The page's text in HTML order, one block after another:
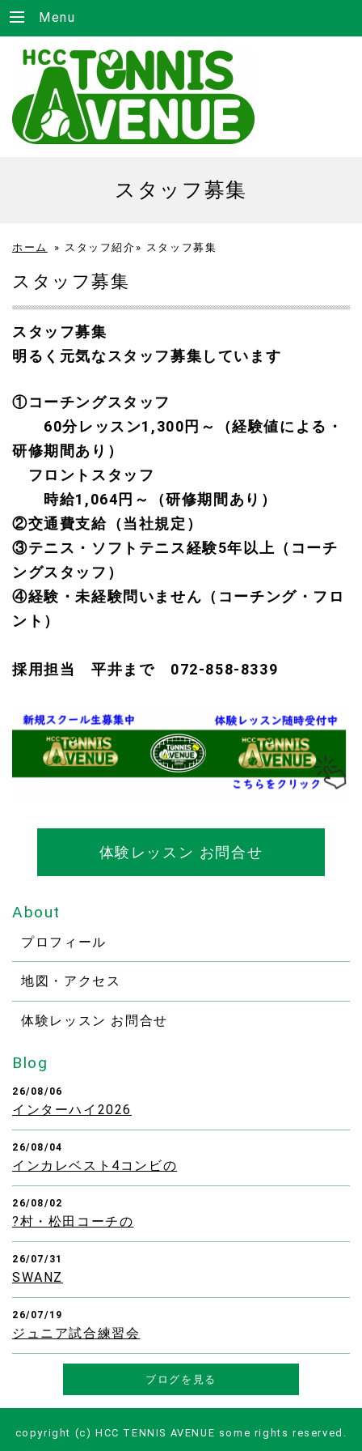
Menu
スタッフ募集
ホーム » スタッフ紹介» スタッフ募集
スタッフ募集
スタッフ募集
明るく元気なスタッフ募集しています
①コーチングスタッフ
60分レッスン1,300円～（経験値による・
研修期間あり）
フロントスタッフ
時給1,064円～（研修期間あり）
②交通費支給（当社規定）
③テニス・ソフトテニス経験5年以上（コーチ
ングスタッフ）
④経験・未経験問いません（コーチング・フロ
ント）
採用担当 平井まで 072-858-8339
体験レッスン お問合せ
About
プロフィール
地図・アクセス
体験レッスン お問合せ
Blog
26/08/06
インターハイ2026
26/08/04
インカレベスト4コンビの
26/08/02
?村・松田コーチの
26/07/31
SWANZ
26/07/19
ジュニア試合練習会
ブログを見る
copyright (c) HCC TENNIS AVENUE some rights reserved.